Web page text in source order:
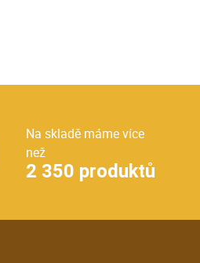
Na skladě máme více
než
2 350 produktů